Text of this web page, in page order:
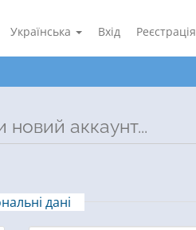
Українська Вхід Реєстрація
новий аккаунт...
дані